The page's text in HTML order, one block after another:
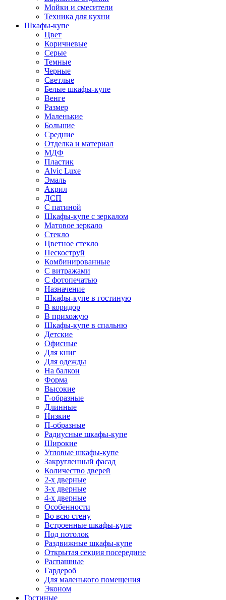
Мойки и смесители
Техника для кухни
Шкафы-купе
Цвет
Коричневые
Серые
Темные
Черные
Светлые
Белые шкафы-купе
Венге
Размер
Маленькие
Большие
Средние
Отделка и материал
МДФ
Пластик
Alvic Luxe
Эмаль
Акрил
ДСП
С патиной
Шкафы-купе с зеркалом
Матовое зеркало
Стекло
Цветное стекло
Пескоструй
Комбинированные
С витражами
С фотопечатью
Назначение
Шкафы-купе в гостиную
В коридор
В прихожую
Шкафы-купе в спальню
Детские
Офисные
Для книг
Для одежды
На балкон
Форма
Высокие
Г-образные
Длинные
Низкие
П-образные
Радиусные шкафы-купе
Широкие
Угловые шкафы-купе
Закругленный фасад
Количество дверей
2-х дверные
3-х дверные
4-х дверные
Особенности
Во всю стену
Встроенные шкафы-купе
Под потолок
Раздвижные шкафы-купе
Открытая секция посередине
Распашные
Гардероб
Для маленького помещения
Эконом
Гостиные